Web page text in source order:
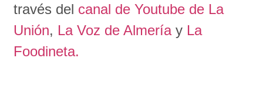
través del canal de Youtube de La
Unión, La Voz de Almeríay La
Foodineta.